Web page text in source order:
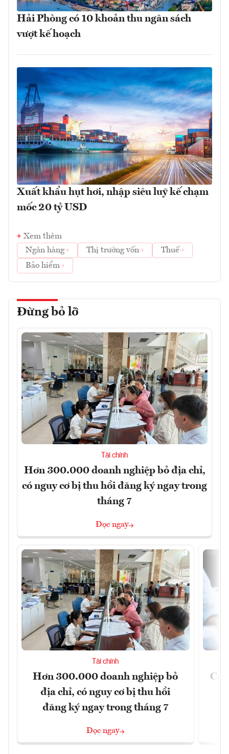
Hải Phòng có 10 khoản thu ngân sách
vượt kế hoạch
Xuất khẩu hụt hơi, nhập siêu luỹ kế chạm
mốc 20 tỷ USD
Xem thêm
Ngân hàng
Thị trường vốn
Thuế
Bảo hiểm
Đừng bỏ lỡ
Tài chính
Hơn 300.000 doanh nghiệp bỏ địa chỉ,
có nguy cơ bị thu hồi đăng ký ngay trong
tháng 7
Đọc ngay
Tài chính
Hơn 300.000 doanh nghiệp bỏ
địa chỉ, có nguy cơ bị thu hồi
đăng ký ngay trong tháng 7
Đọc ngay
Cơ